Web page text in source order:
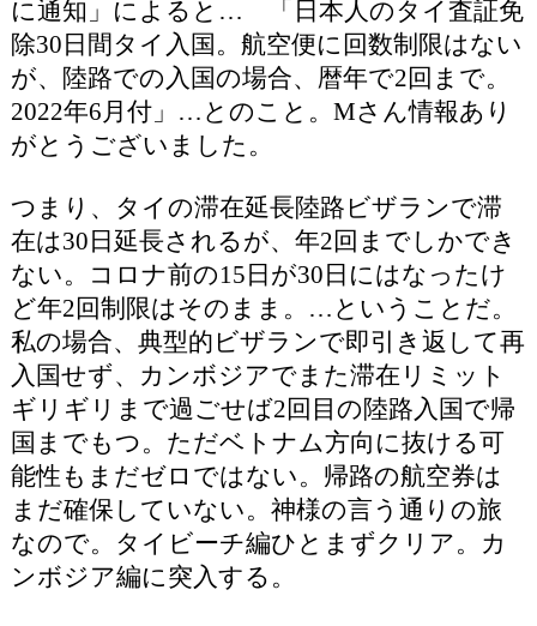
に通知」によると… 「日本人のタイ査証免
除30日間タイ入国。航空便に回数制限はない
が、陸路での入国の場合、暦年で2回まで。
2022年6月付」…とのこと。Mさん情報あり
がとうございました。
つまり、タイの滞在延長陸路ビザランで滞
在は30日延長されるが、年2回までしかでき
ない。コロナ前の15日が30日にはなったけ
ど年2回制限はそのまま。…ということだ。
私の場合、典型的ビザランで即引き返して再
入国せず、カンボジアでまた滞在リミット
ギリギリまで過ごせば2回目の陸路入国で帰
国までもつ。ただベトナム方向に抜ける可
能性もまだゼロではない。帰路の航空券は
まだ確保していない。神様の言う通りの旅
なので。タイビーチ編ひとまずクリア。カ
ンボジア編に突入する。